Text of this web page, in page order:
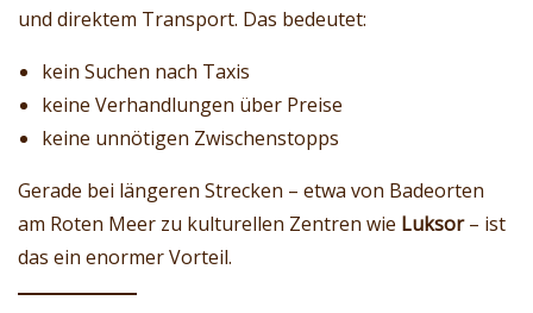
und direktem Transport. Das bedeutet:
kein Suchen nach Taxis
keine Verhandlungen über Preise
keine unnötigen Zwischenstopps
Gerade bei längeren Strecken – etwa von Badeorten
am Roten Meer zu kulturellen Zentren wie Luksor– ist
das ein enormer Vorteil.